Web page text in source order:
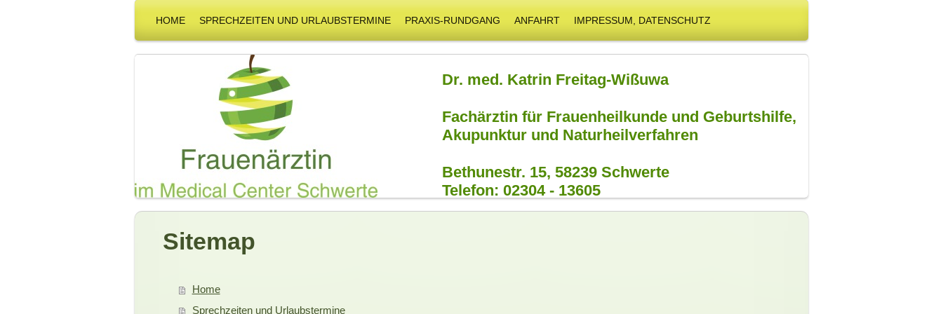
HOME SPRECHZEITEN UND URLAUBSTERMINE PRAXIS-RUNDGANG ANFAHRT IMPRESSUM, DATENSCHUTZ
Dr. med. Katrin Freitag-Wißuwa
Fachärztin für Frauenheilkunde und Geburtshilfe,
Akupunktur und Naturheilverfahren
Bethunestr. 15, 58239 Schwerte
Telefon: 02304 - 13605
Sitemap
Home
Sprechzeiten und Urlaubstermine